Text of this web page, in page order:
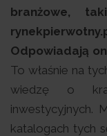
branżowe,
Odpowiadają
To właśnie na
wiedzę o
inwestycyjnych.
katalogach tych